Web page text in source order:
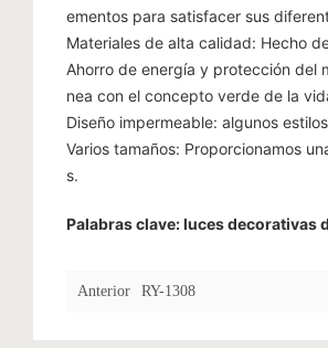
ementos para satisfacer sus
Materiales de alta calidad: Hecho
Ahorro de energía y protección del
nea con el concepto verde de la
Diseño impermeable: algunos
Varios tamaños: Proporcionamos
s.
Palabras clave: luces decorativas
Anterior RY-1308